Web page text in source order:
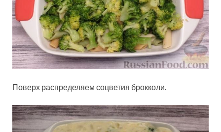
Поверх распределяем соцветия брокколи.